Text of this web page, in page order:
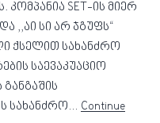
კომპანია SET-ის მიერ
,,აი სი არ ჯგუფს“
ქსელით სახანძრო
საევაკუაციო
სახანძრო… Continue